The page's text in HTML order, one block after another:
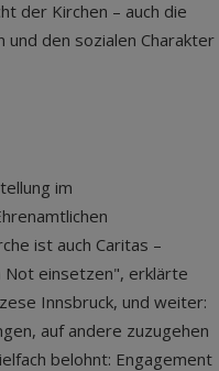
der Kirchen – auch die
den sozialen Charakter
im
ist auch Caritas –
Not einsetzen", erklärte
Innsbruck, und weiter:
auf andere zuzugehen
belohnt: Engagement